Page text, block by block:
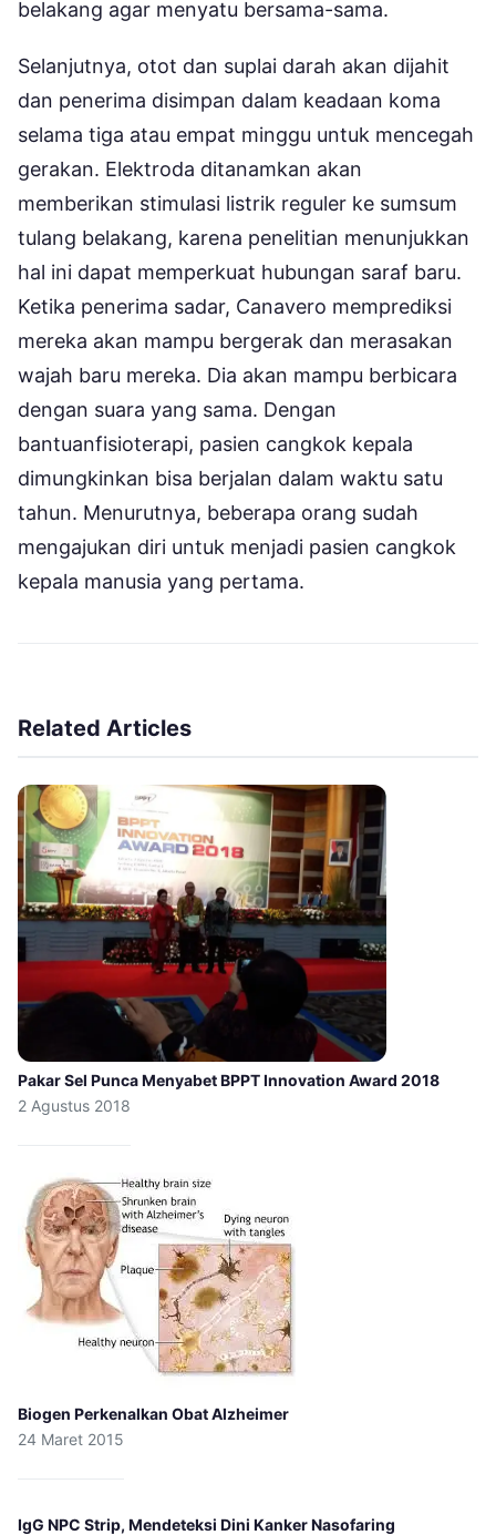
belakang agar menyatu bersama-sama.
Selanjutnya, otot dan suplai darah akan dijahit
dan penerima disimpan dalam keadaan koma
selama tiga atau empat minggu untuk mencegah
gerakan. Elektroda ditanamkan akan
memberikan stimulasi listrik reguler ke sumsum
tulang belakang, karena penelitian menunjukkan
hal ini dapat memperkuat hubungan saraf baru.
Ketika penerima sadar, Canavero memprediksi
mereka akan mampu bergerak dan merasakan
wajah baru mereka. Dia akan mampu berbicara
dengan suara yang sama. Dengan
bantuanfisioterapi, pasien cangkok kepala
dimungkinkan bisa berjalan dalam waktu satu
tahun. Menurutnya, beberapa orang sudah
mengajukan diri untuk menjadi pasien cangkok
kepala manusia yang pertama.
Related Articles
Pakar Sel Punca Menyabet BPPT Innovation Award 2018
2 Agustus 2018
Biogen Perkenalkan Obat Alzheimer
24 Maret 2015
IgG NPC Strip, Mendeteksi Dini Kanker Nasofaring